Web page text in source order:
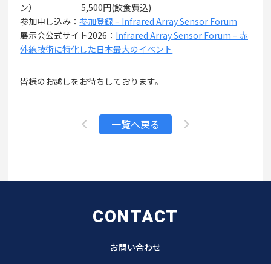
ン） 5,500円(飲食費込)
参加申し込み：参加登録 – Infrared Array Sensor Forum
展示会公式サイト2026： Infrared Array Sensor Forum – 赤
外線技術に特化した日本最大のイベント
皆様のお越しをお待ちしております。
一覧へ戻る
CONTACT
お問い合わせ